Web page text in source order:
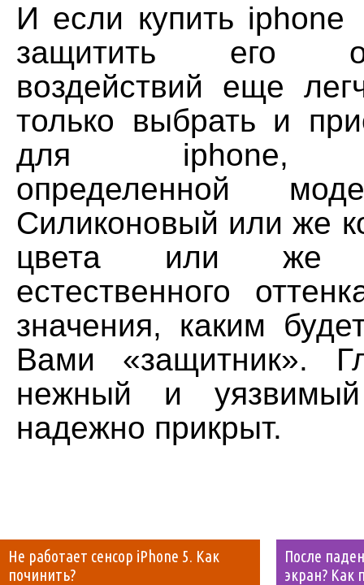
И если купить
защитить его
воздействий еще
только выбрать и
для iphone,
определенной
Силиконовый или же
цвета или же
естественного
значения, каким
Вами «защитник».
нежный и
надежно прикрыт.
Не работает сенсор iPhone 5. Как
починить?
После
экран? Как